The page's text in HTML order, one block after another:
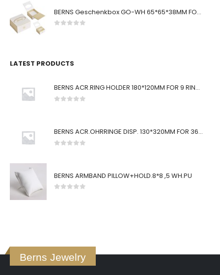
BERNS Geschenkbox GO-WH 65*65*38MM FOR SMALL SETS
LATEST PRODUCTS
BERNS ACR.RING HOLDER 180*120MM FOR 9 RINGS
BERNS ACR.OHRRINGE DISP. 130*320MM FOR 36 PAIRS
BERNS ARMBAND PILLOW+HOLD.8*8 ,5 WH.PU
Berns Jewelry